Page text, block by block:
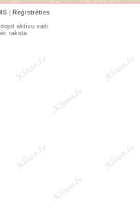
Reģistrēties
aktīvu saiti
raksta